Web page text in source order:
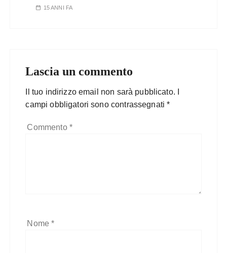
15 ANNI FA
Lascia un commento
Il tuo indirizzo email non sarà pubblicato.
campi obbligatori sono contrassegnati*
Commento *
Nome*